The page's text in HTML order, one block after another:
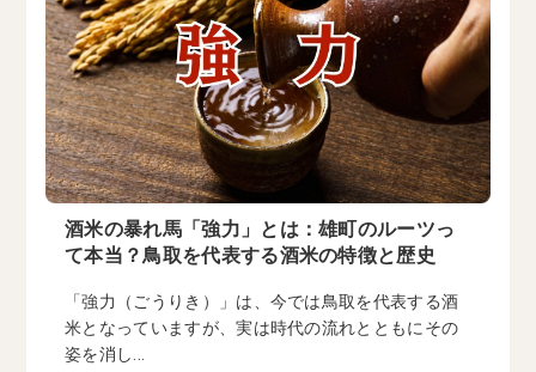
酒米の暴れ馬「強力」とは：雄町のルーツっ
て本当？鳥取を代表する酒米の特徴と歴史
「強力（ごうりき）」は、今では鳥取を代表する酒
米となっていますが、実は時代の流れとともにその
姿を消し...